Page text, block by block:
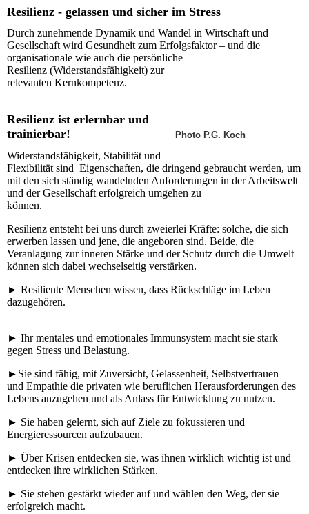
Resilienz - gelassen und sicher im Stress
Durch zunehmende Dynamik und Wandel in Wirtschaft und
Gesellschaft wird Gesundheit zum Erfolgsfaktor – und die
organisationale wie auch die persönliche
Resilienz (Widerstandsfähigkeit) zur
relevanten Kernkompetenz.
Resilienz ist erlernbar und
trainierbar!
Photo P.G. Koch
Widerstandsfähigkeit, Stabilität und
Flexibilität sind Eigenschaften, die dringend gebraucht werden, um
mit den sich ständig wandelnden Anforderungen in der Arbeitswelt
und der Gesellschaft erfolgreich umgehen zu
können.
Resilienz entsteht bei uns durch zweierlei Kräfte: solche, die sich
erwerben lassen und jene, die angeboren sind. Beide, die
Veranlagung zur inneren Stärke und der Schutz durch die Umwelt
können sich dabei wechselseitig verstärken.
► Resiliente Menschen wissen, dass Rückschläge im Leben
dazugehören.
► Ihr mentales und emotionales Immunsystem macht sie stark
gegen Stress und Belastung.
►Sie sind fähig, mit Zuversicht, Gelassenheit, Selbstvertrauen
und Empathie die privaten wie beruflichen Herausforderungen des
Lebens anzugehen und als Anlass für Entwicklung zu nutzen.
► Sie haben gelernt, sich auf Ziele zu fokussieren und
Energieressourcen aufzubauen.
► Über Krisen entdecken sie, was ihnen wirklich wichtig ist und
entdecken ihre wirklichen Stärken.
► Sie stehen gestärkt wieder auf und wählen den Weg, der sie
erfolgreich macht.